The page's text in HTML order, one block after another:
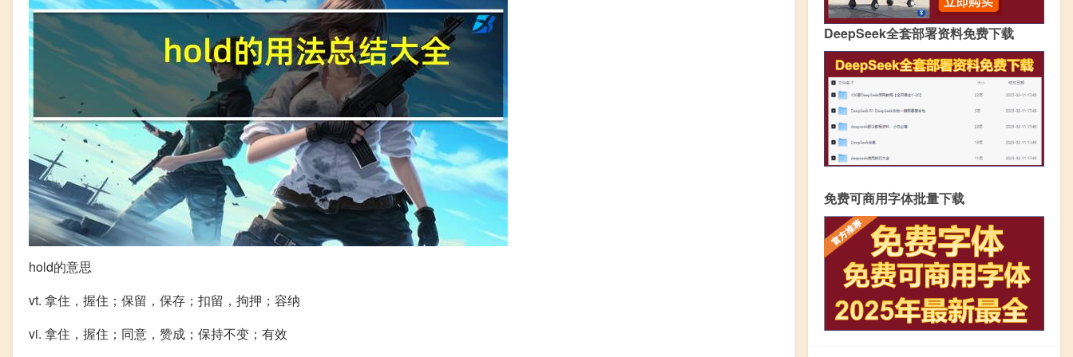
hold的意思
vt. 拿住，握住；保留，保存；扣留，拘押；容纳
vi. 拿住，握住；同意，赞成；保持不变；有效
DeepSeek全套部署资料免费下载
免费可商用字体批量下载